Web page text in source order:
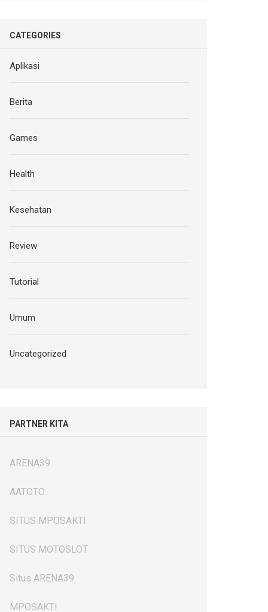
CATEGORIES
Aplikasi
Berita
Games
Health
Kesehatan
Review
Tutorial
Umum
Uncategorized
PARTNER KITA
ARENA39
AATOTO
SITUS MPOSAKTI
SITUS MOTOSLOT
Situs ARENA39
MPOSAKTI